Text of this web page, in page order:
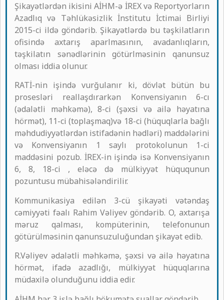
Şikayətlərdən ikisini AİHM-ə İREX və Reportyorların
Azadlıq və Təhlükəsizlik İnstitutu İctimai Birliyi
2015-ci ildə göndərib. Şikayətlərdə bu təşkilatların
ofisində axtarış aparlmasının, avadanlıqların,
təşkilatın sənədlərinin götürlməsinin qanunsuz
olması iddia olunur.
RATİ-nin işində vurğulanır ki, dövlət bütün bu
prosesləri reallaşdırarkən Konvensiyanın 6-cı
(ədalətli məhkəmə), 8-ci (şəxsi və ailə həyatına
hörmət), 11-ci (toplaşmaq)və 18-ci (hüquqlarla bağlı
məhdudiyyətlərdən istifadənin hədləri) maddələrini
və Konvensiyanın 1 saylı protokolunun 1-ci
maddəsini pozub. İREX-in işində isə Konvensiyanın
6, 8, 18-ci , eləcə də mülkiyyət hüququnun
pozuntusu mübahisələndirilir.
Kommunikasiya edilən 3-cü şikayəti vətəndaş
cəmiyyəti fəalı Rahim Vəliyev göndərib. O, axtarışa
məruz qalması, kompüterinin, telefonunun
götürülməsinin qanunsuzuluğundan şikayət edib.
R.Vəliyev ədalətli məhkəmə, şəxsi və ailə həyatına
hörmət, ifadə azadlığı, mülkiyyət hüquqlarına
müdaxilə olunduğunu iddia edir.